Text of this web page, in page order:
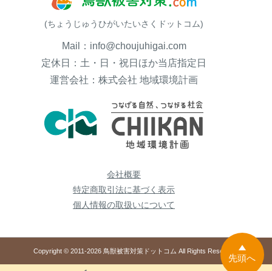
(ちょうじゅうひがいたいさくドットコム)
Mail：info@choujuhigai.com
定休日：土・日・祝日ほか当店指定日
運営会社：株式会社 地域環境計画
会社概要
特定商取引法に基づく表示
個人情報の取扱いについて
Copyright © 2011-2026 鳥獣被害対策ドットコム All Rights Reserved.
先頭へ